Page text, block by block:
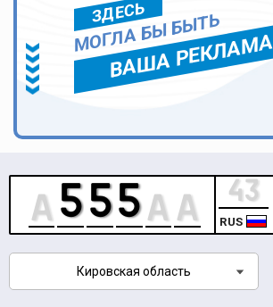
ЗДЕСЬ
МОГЛА БЫ БЫТЬ
ВАША РЕКЛАМА
RUS
Кировская область